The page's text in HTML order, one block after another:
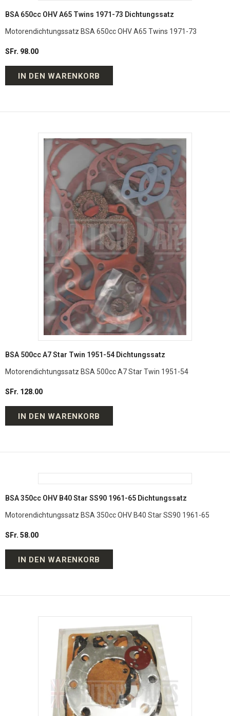
BSA 650cc OHV A65 Twins 1971-73 Dichtungssatz
Motorendichtungssatz BSA 650cc OHV A65 Twins 1971-73
SFr. 98.00
IN DEN WARENKORB
BSA 500cc A7 Star Twin 1951-54 Dichtungssatz
Motorendichtungssatz BSA 500cc A7 Star Twin 1951-54
SFr. 128.00
IN DEN WARENKORB
BSA 350cc OHV B40 Star SS90 1961-65 Dichtungssatz
Motorendichtungssatz BSA 350cc OHV B40 Star SS90 1961-65
SFr. 58.00
IN DEN WARENKORB